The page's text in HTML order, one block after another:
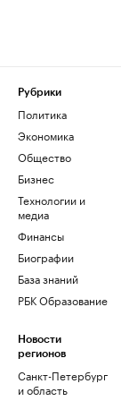
Рубрики
Политика
Экономика
Общество
Бизнес
Технологии и
медиа
Финансы
Биографии
База знаний
РБК Образование
Новости
регионов
Санкт-Петербург
и область